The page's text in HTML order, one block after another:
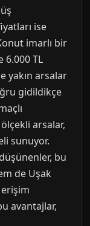
ise
imarlı bir
6.000 TL
yakın arsalar
gidildikçe
arsalar,
sunuyor.
bu
de Uşak
avantajlar,